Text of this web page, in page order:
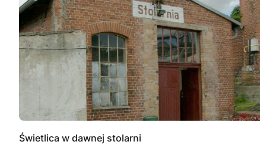
Świetlica w dawnej stolarni